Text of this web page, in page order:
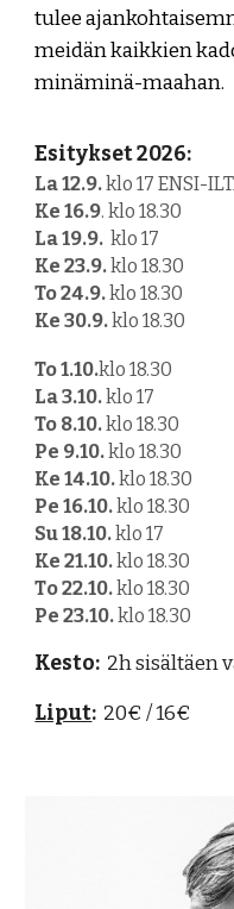
tulee
meidän kaikkien
minäminä-maahan.
Esitykset 2026:
La12.9.klo 17 ENSI-
Ke 16.9. klo 18.30
La 19.9. klo 17
Ke 23.9.klo 18.30
To24.9.klo 18.30
Ke 30.9.klo 18.30
To1.10.klo 18.30
La3.10.klo 17
To 8.10.klo 18.30
Pe 9.10.klo 18.30
Ke 14.10.klo 18.30
Pe 16.10.klo 18.30
Su 18.10.klo 17
Ke 21.10.klo 18.30
To22.10.klo 18.30
Pe 23.10.klo 18.30
Kesto: 2h sisältäen
Liput: 20€ / 16€